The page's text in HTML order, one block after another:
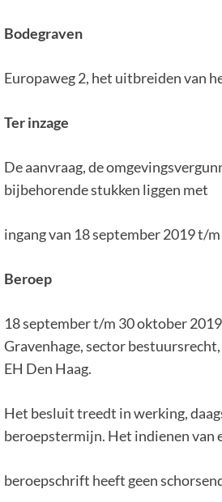
Bodegraven
Europaweg 2, het uitbreiden van
Ter inzage
De aanvraag, de
bijbehorende stukken liggen met
ingang van 18 september 2019 t/
Beroep
18 september t/m 30 oktober
Gravenhage, sector
EH Den Haag.
Het besluit treedt in werking,
beroepstermijn. Het indienen van
beroepschrift heeft geen